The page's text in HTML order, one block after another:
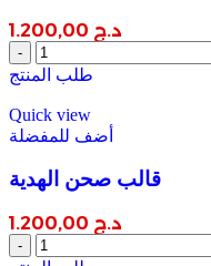
د.ج
قالب
كونكريت
quantity
طلب المنتج
Quick view
أضف للمفضلة
قالب صحن الهدية
د.ج
قالب